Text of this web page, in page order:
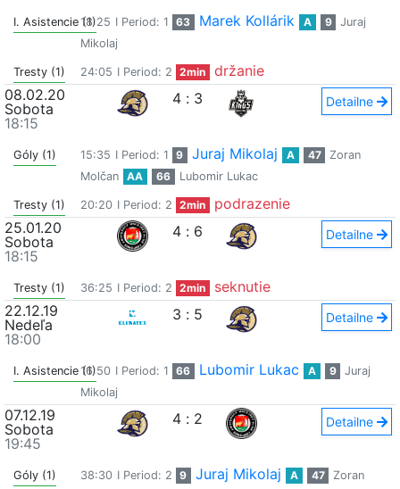
I. Asistencie (1)18:25 I Period: 1 63 Marek Kollárik A 9
Juraj
Mikolaj
Tresty (1) 24:05 I Period: 2 2min
držanie
08.02.20
Sobota
18:15
4 : 3 Detailne
Góly (1) 15:35 I Period: 1 9 Juraj Mikolaj A 47
Zoran
Molčan
AA 66 Lubomir Lukac
Tresty (1) 20:20 I Period: 2 2min
podrazenie
25.01.20
Sobota
18:15
4 : 6 Detailne
Tresty (1) 36:25 I Period: 2 2min
seknutie
22.12.19
Nedeľa
18:00
3 : 5 Detailne
I. Asistencie (1)16:50 I Period: 1 66 Lubomir Lukac A 9
Juraj
Mikolaj
07.12.19
Sobota
19:45
4 : 2 Detailne
Góly (1) 38:30 I Period: 2 9 Juraj Mikolaj A 47
Zoran